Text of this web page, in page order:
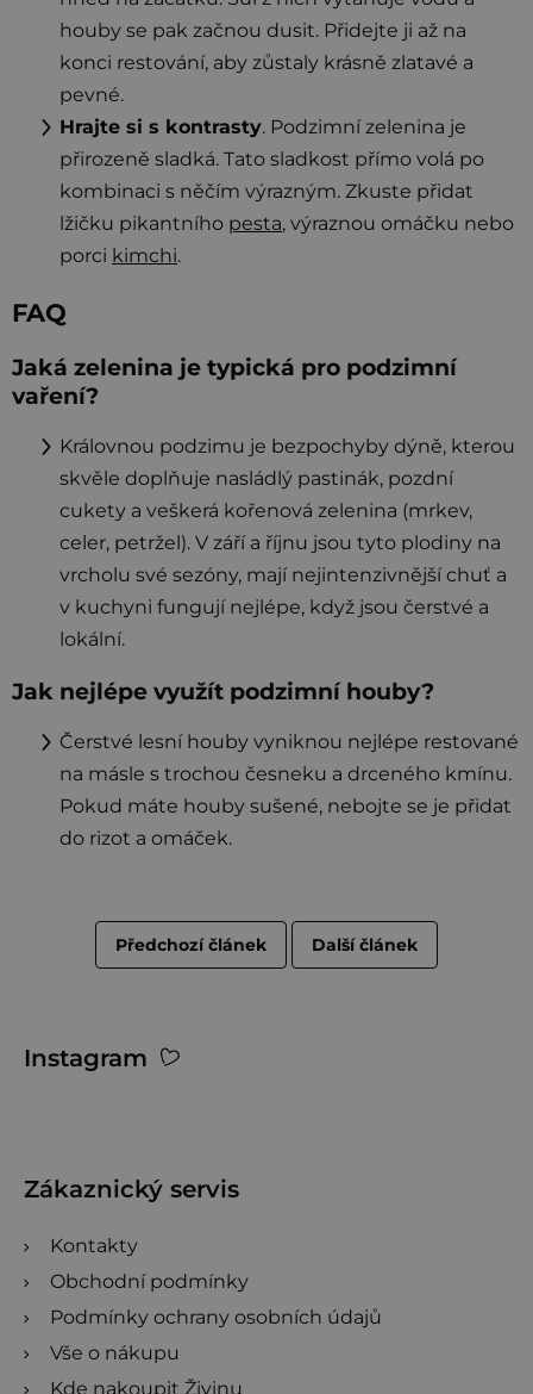
houby se pak začnou dusit. Přidejte ji až na
konci restování, aby zůstaly krásně zlatavé a
pevné.
Hrajte si s kontrasty. Podzimní zelenina je
přirozeně sladká. Tato sladkost přímo volá po
kombinaci s něčím výrazným. Zkuste přidat
lžičku pikantního pesta, výraznou omáčku nebo
porci kimchi.
FAQ
Jaká zelenina je typická pro podzimní
vaření?
Královnou podzimu je bezpochyby dýně, kterou
skvěle doplňuje nasládlý pastinák, pozdní
cukety a veškerá kořenová zelenina (mrkev,
celer, petržel). V září a říjnu jsou tyto plodiny na
vrcholu své sezóny, mají nejintenzivnější chuť a
v kuchyni fungují nejlépe, když jsou čerstvé a
lokální.
Jak nejlépe využít podzimní houby?
Čerstvé lesní houby vyniknou nejlépe restované
na másle s trochou česneku a drceného kmínu.
Pokud máte houby sušené, nebojte se je přidat
do rizot a omáček.
Předchozí článek Další článek
Instagram
Zákaznický servis
Kontakty
Obchodní podmínky
Podmínky ochrany osobních údajů
Vše o nákupu
Kde nakoupit Živinu